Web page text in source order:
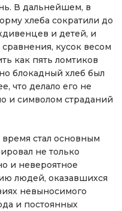
В дальнейшем, в
хлеба сократили до
и детей, и
кусок весом
как пять ломтиков
блокадный хлеб был
что делало его не
и символом страданий
стал основным
не только
и невероятное
людей, оказавшихся
невыносимого
и постоянных